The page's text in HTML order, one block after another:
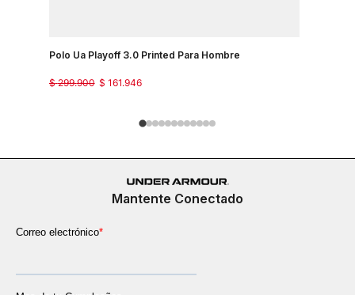
Polo Ua Playoff 3.0 Printed Para Hombre
$ 161.946
$ 299.900
Mantente Conectado